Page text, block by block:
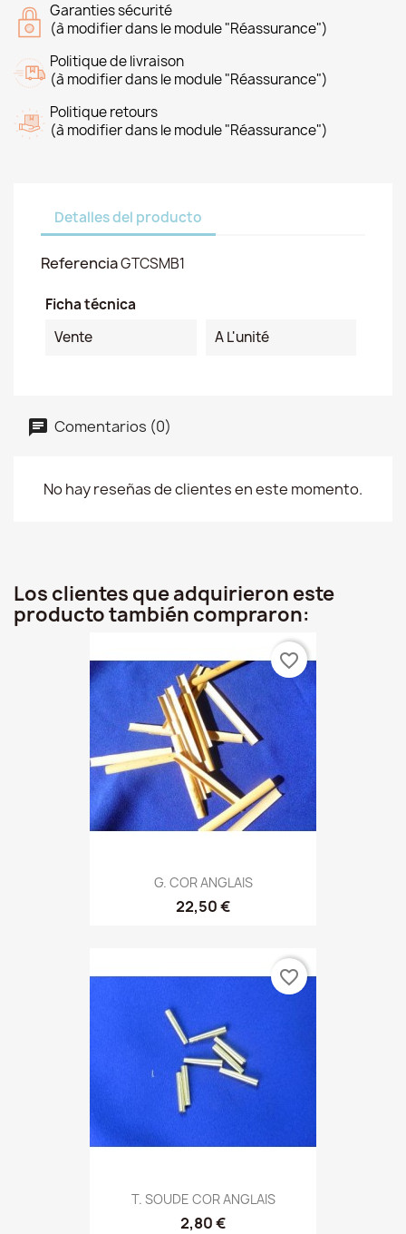
Garanties sécurité
(à modifier dans le module "Réassurance")
Politique de livraison
(à modifier dans le module "Réassurance")
Politique retours
(à modifier dans le module "Réassurance")
Detalles del producto
ReferenciaGTCSMB1
Ficha técnica
Vente
A L'unité
Comentarios (0)
No hay reseñas de clientes en este momento.
Los clientes que adquirieron este
producto también compraron:
G. COR ANGLAIS
22,50 €
favorite_border
T. SOUDE COR ANGLAIS
2,80 €
favorite_border